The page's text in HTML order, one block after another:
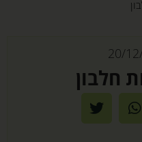
20/
חלבון